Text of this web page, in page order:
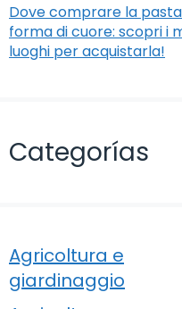
Dove comprare la
forma di cuore: scopri i
luoghi per acquistarla!
Categorías
Agricoltura e
giardinaggio